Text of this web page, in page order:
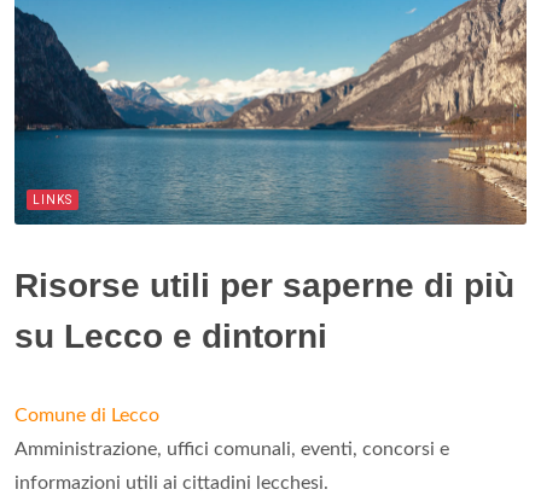
LINKS
Risorse utili per saperne di più
su Lecco e dintorni
Comune di Lecco
Amministrazione, uffici comunali, eventi, concorsi e
informazioni utili ai cittadini lecchesi.